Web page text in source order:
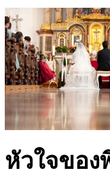
หัวใจขอ